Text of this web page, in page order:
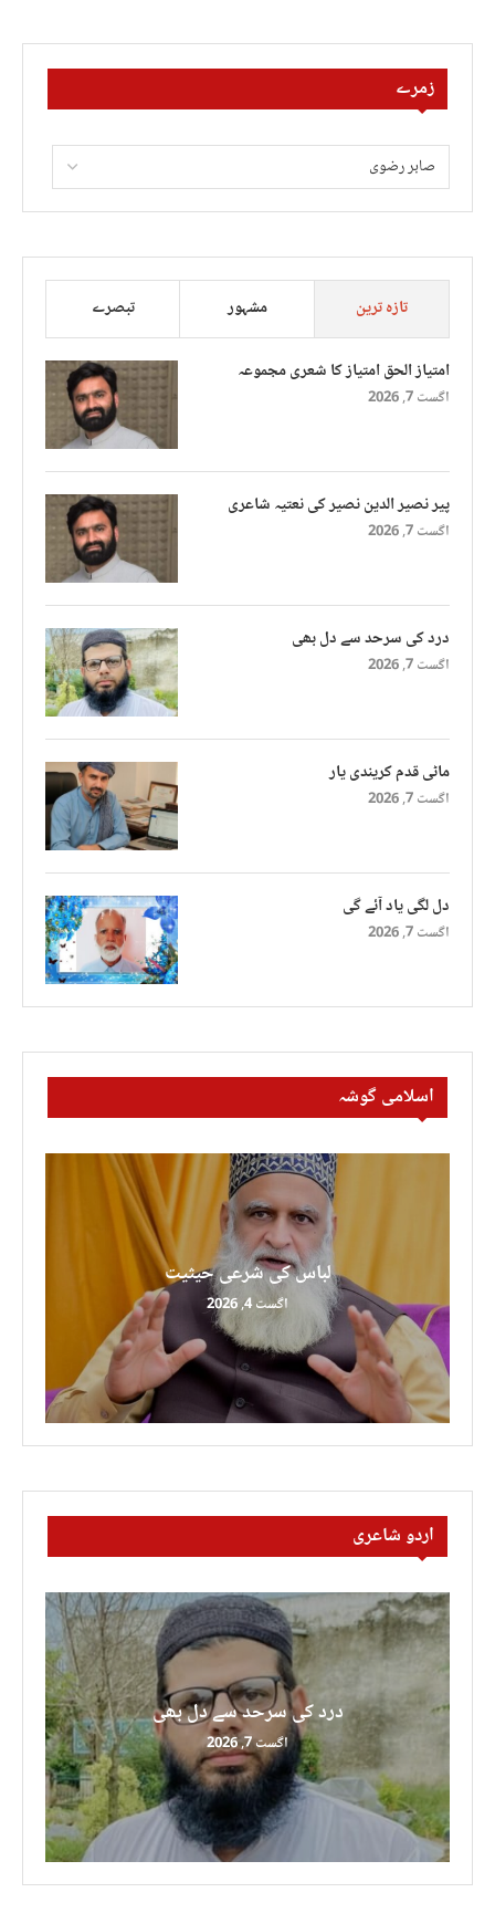
زمرے
تازہ ترین مشہور تبصرے
امتیاز الحق امتیاز کا شعری مجموعہ
اگست 7, 2026
پیر نصیر الدین نصیر کی نعتیہ شاعری
اگست 7, 2026
درد کی سرحد سے دل بھی
اگست 7, 2026
ماٹی قدم کریندی یار
اگست 7, 2026
دل لگی یاد آئے گی
اگست 7, 2026
اسلامی گوشہ
لباس کی شرعی حیثیت
اگست 4, 2026
اردو شاعری
درد کی سرحد سے دل بھی
اگست 7, 2026